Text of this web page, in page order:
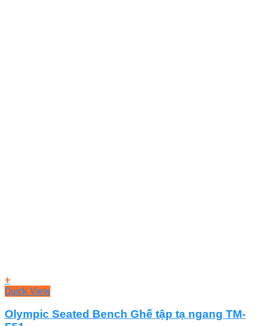
+
Quick View
Olympic Seated Bench Ghế tập tạ ngang TM-